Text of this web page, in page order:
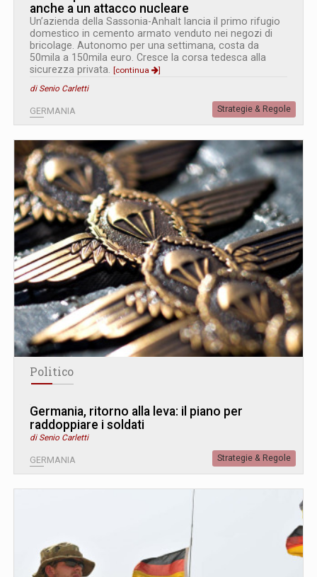
anche a un attacco nucleare
Un’azienda della Sassonia-Anhalt lancia il primo rifugio
domestico in cemento armato venduto nei negozi di
bricolage. Autonomo per una settimana, costa da
50mila a 150mila euro. Cresce la corsa tedesca alla
sicurezza privata. [continua
]
di Senio Carletti
GERMANIA Strategie & Regole
Politico
Germania, ritorno alla leva: il piano per
raddoppiare i soldati
di Senio Carletti
GERMANIA Strategie & Regole